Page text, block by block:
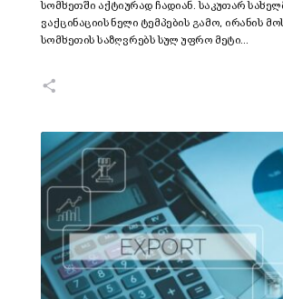
სომხეთში აქტიურად ჩადიან. საკუთარ
ვაქცინაციის ნელი ტემპების გამო, ირანის
სომხეთის საზღვრებს სულ უფრო მეტი…